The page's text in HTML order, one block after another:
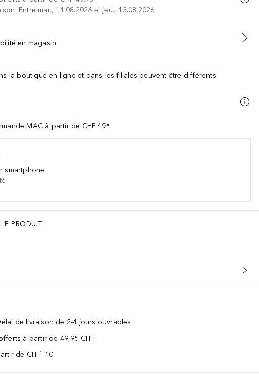
Entre mar., 11.08.2026 et jeu., 13.08.2026
en magasin
la boutique en ligne et dans les filiales peuvent être différents
MAC à partir de CHF 49*
smartphone
PRODUIT
de livraison de 2-4 jours ouvrables
à partir de 49,95 CHF
de CHF¹ 10